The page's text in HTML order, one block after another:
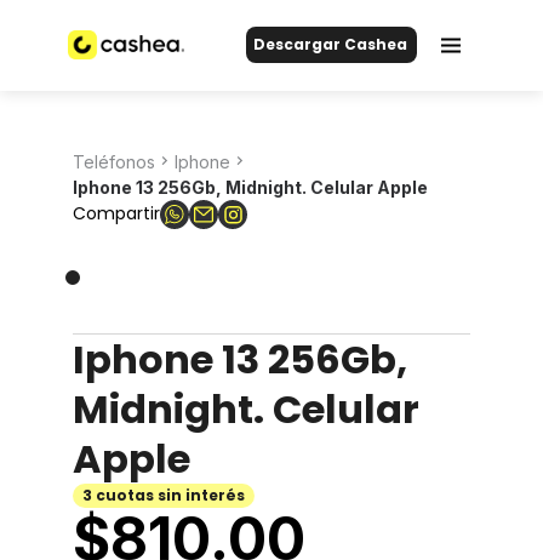
Descargar Cashea
Teléfonos
Iphone
Iphone 13 256Gb, Midnight. Celular Apple
Compartir
Iphone 13 256Gb,
Midnight. Celular
Apple
3 cuotas sin interés
$810.00